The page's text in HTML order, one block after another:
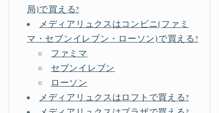
局)で買える?
メディアリュクスはコンビニ(ファミ
マ・セブンイレブン・ローソン)で買える?
ファミマ
セブンイレブン
ローソン
メディアリュクスはロフトで買える?